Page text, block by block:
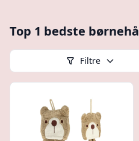
Top 1 bedste
Filtre